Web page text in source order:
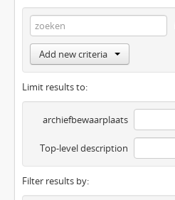
Add new criteria
Limit results to:
archiefbewaarplaats
Top-level description
Filter results by: